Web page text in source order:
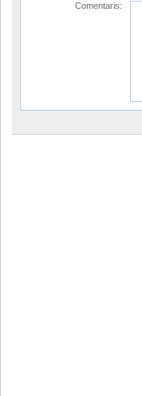
Comentaris: